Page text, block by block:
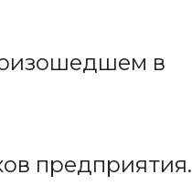
в
предприятия.